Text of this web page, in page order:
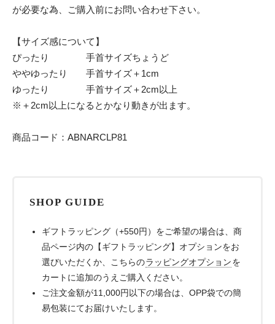
が必要な為、ご購入前にお問い合わせ下さい。
【サイズ感について】
ぴったり 手首サイズちょうど
ややゆったり 手首サイズ＋1cm
ゆったり 手首サイズ＋2cm以上
※＋2cm以上になるとかなり動きが出ます。
商品コード：ABNARCLP81
SHOP GUIDE
ギフトラッピング（+550円）をご希望の場合は、商
品ページ内の【ギフトラッピング】オプションをお
選びいただくか、こちらのラッピングオプションを
カートに追加のうえご購入ください。
ご注文金額が11,000円以下の場合は、OPP袋での簡
易包装にてお届けいたします。